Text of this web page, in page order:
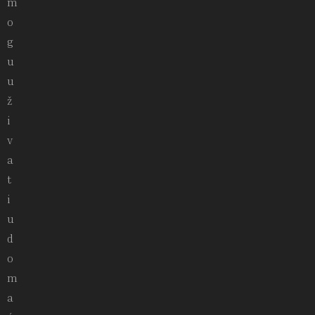
o
g
u
u
ž
i
v
a
t
i
u
d
o
m
a